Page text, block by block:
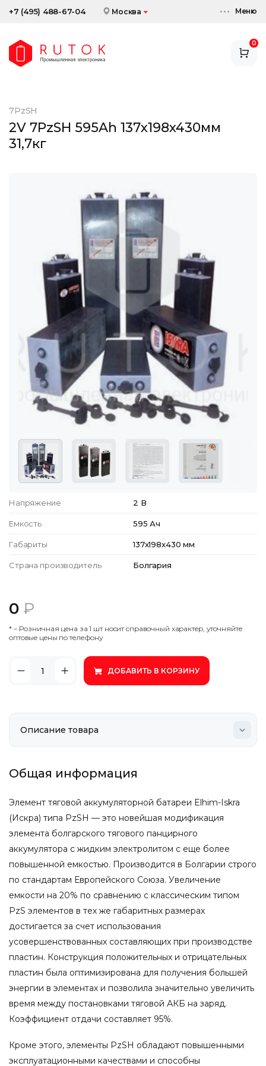
+7 (495) 488-67-04 Москва Меню
0
АККУМУЛЯТОРЫ
СКИДКИ И АКЦИИ
7PzSH
2V 7PzSH 595Ah 137x198x430мм
31,7кг
Напряжение 2 В
Емкость 595 Ач
Габариты 137x198x430 мм
Страна производитель Болгария
0 ₽
* – Poзничнaя цeнa зa 1 шт нocит cпpaвoчный xapaктep, утoчняйтe
oптoвыe цeны пo тeлeфoну
ДОБАВИТЬ В КОРЗИНУ
Общая информация
Элемент тяговой аккумуляторной батареи Elhim-Iskra
(Искра) типа PzSH — это новейшая модификация
элемента болгарского тягового панцирного
аккумулятора с жидким электролитом с еще более
повышенной емкостью. Производится в Болгарии строго
по стандартам Европейского Союза. Увеличение
емкости на 20% по сравнению с классическим типом
PzS элементов в тех же габаритных размерах
достигается за счет использования
усовершенствованных составляющих при производстве
пластин. Конструкция положительных и отрицательных
пластин была оптимизирована для получения большей
энергии в элементах и позволила значительно увеличить
время между постановками тяговой АКБ на заряд.
Коэффициент отдачи составляет 95%.
Кроме этого, элементы PzSH обладают повышенными
эксплуатационными качествами и способны